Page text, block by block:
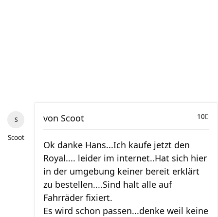
Scoot
10
von Scoot
Ok danke Hans...Ich kaufe jetzt den
Royal.... leider im internet..Hat sich hier
in der umgebung keiner bereit erklärt
zu bestellen....Sind halt alle auf
Fahrräder fixiert.
Es wird schon passen...denke weil keine